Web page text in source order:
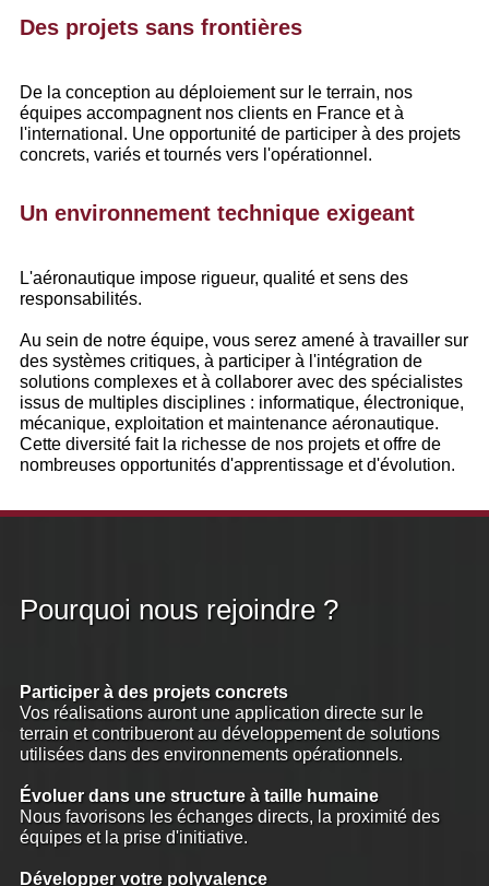
Des projets sans frontières
De la conception au déploiement sur le terrain, nos
équipes accompagnent nos clients en France et à
l'international. Une opportunité de participer à des projets
concrets, variés et tournés vers l'opérationnel.
Un environnement technique exigeant
L'aéronautique impose rigueur, qualité et sens des
responsabilités.
Au sein de notre équipe, vous serez amené à travailler sur
des systèmes critiques, à participer à l'intégration de
solutions complexes et à collaborer avec des spécialistes
issus de multiples disciplines : informatique, électronique,
mécanique, exploitation et maintenance aéronautique.
Cette diversité fait la richesse de nos projets et offre de
nombreuses opportunités d'apprentissage et d'évolution.
Pourquoi nous rejoindre ?
Participer à des projets concrets
Vos réalisations auront une application directe sur le
terrain et contribueront au développement de solutions
utilisées dans des environnements opérationnels.
Évoluer dans une structure à taille humaine
Nous favorisons les échanges directs, la proximité des
équipes et la prise d'initiative.
Développer votre polyvalence